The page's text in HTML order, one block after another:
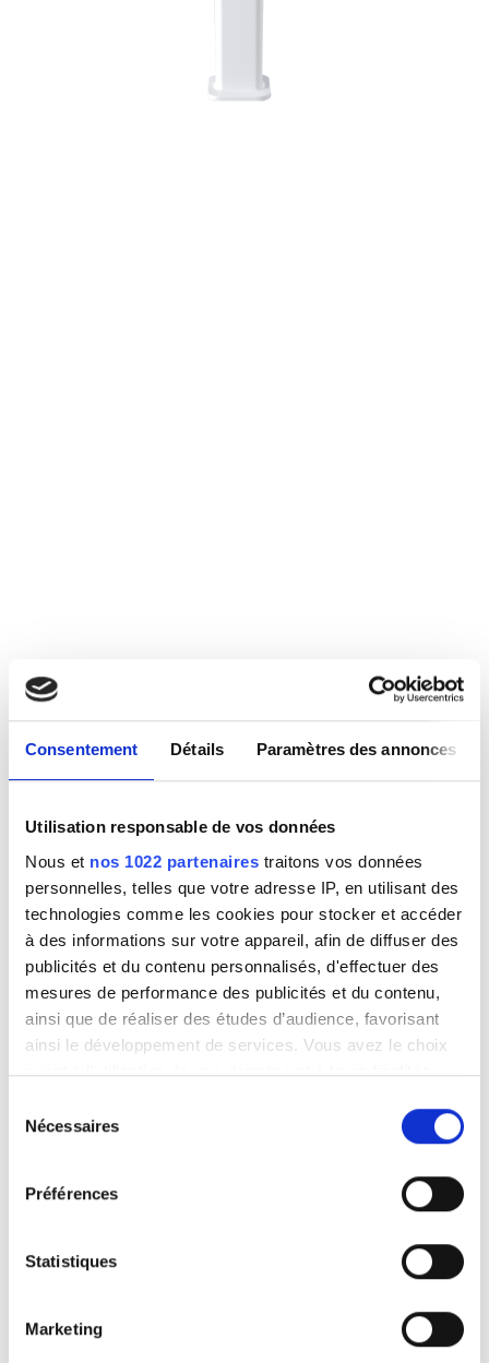
Consentement Détails Paramètres des annonces
Utilisation responsable de vos données
Nous et nos 1022 partenaires traitons vos données
personnelles, telles que votre adresse IP, en utilisant des
technologies comme les cookies pour stocker et accéder
à des informations sur votre appareil, afin de diffuser des
publicités et du contenu personnalisés, d'effectuer des
mesures de performance des publicités et du contenu,
ainsi que de réaliser des études d’audience, favorisant
ainsi le développement de services. Vous avez le choix
quant à l'utilisation de vos données et à leurs finalités.
tout moment en consultant la Déclaration relative aux
cookies ou en cliquant sur l'icône de confidentialité.
Si vous le permettez, nous aimerions également :
géographique qui peuvent être précises à plusieurs
Identifier votre appareil en l'analysant activement
pour en relever les caractéristiques spécifiques
Nécessaires
Préférences
Statistiques
Marketing